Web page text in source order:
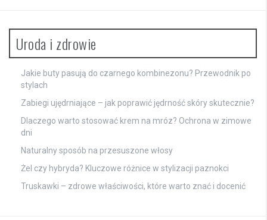
Uroda i zdrowie
Jakie buty pasują do czarnego kombinezonu? Przewodnik po
stylach
Zabiegi ujędrniające – jak poprawić jędrność skóry skutecznie?
Dlaczego warto stosować krem na mróz? Ochrona w zimowe
dni
Naturalny sposób na przesuszone włosy
Żel czy hybryda? Kluczowe różnice w stylizacji paznokci
Truskawki – zdrowe właściwości, które warto znać i docenić